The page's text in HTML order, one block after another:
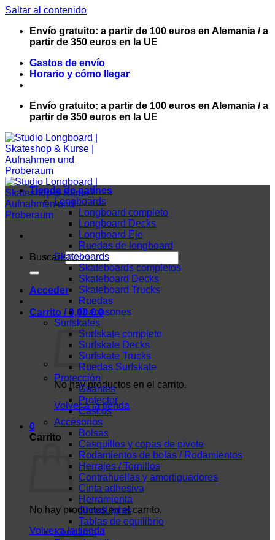
Saltar al contenido
Envío gratuito: a partir de 100 euros en Alemania / a
partir de 350 euros en la UE
Gastos de envío
Horario y cómo llegar
Envío gratuito: a partir de 100 euros en Alemania / a
partir de 350 euros en la UE
Buscar:
Acceder
Carrito /0,00€ 0
No hay productos en el carrito.
Volver a la tienda
0
Carrito
No hay productos en el carrito.
Volver a la tienda
Tienda de patines
Longboards
Longboard completo
Longboard Decks
Longboard Eje
Ruedas de longboard
Skateboards
Skateboards completos
Skateboard Decks
Skateboard Trucks
Ruedas
Diapasones
Surfskates
Surfskate completo
Surfskate Decks
Surfskate Trucks
Ruedas Surfskate
Protección
Guantes
Protector
Cascos
Accesorios
Bolsas
Casquillos y copas de pivote
Rodamientos de bolas / Rodamientos
Herrajes / Tornillos
Contrahuellas y amortiguadores
Cinta adhesiva
Herramienta
ShredLights
Tablas de equilibrio
Kendama